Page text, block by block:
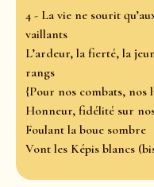
4 - La vie ne sourit
vaillants
L’ardeur, la fierté, la
rangs
{Pour nos combats, nos
Honneur, fidélité sur
Foulant la boue sombre
Vont les Képis blancs